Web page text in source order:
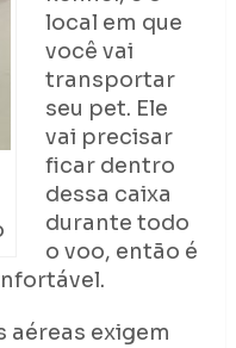
local em que
você vai
transportar
seu pet. Ele
vai precisar
ficar dentro
dessa caixa
durante todo
o voo, então é
exigem